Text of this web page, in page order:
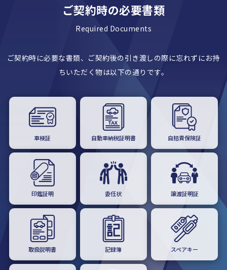
ご契約時の必要書類
Required Documents
ご契約時に必要な書類、ご契約後の引き渡しの際に忘れずにお持
ちいただく物は以下の通りです。
車検証 自動車納税証明書 自賠責保険証
印鑑証明 委任状 譲渡証明証
取扱説明書 記録簿 スペアキー